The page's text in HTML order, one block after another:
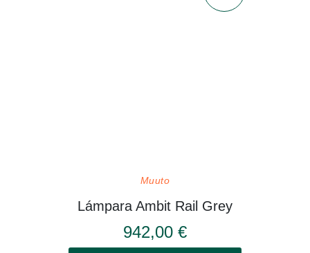
Muuto
Lámpara Ambit Rail Grey
942,00 €